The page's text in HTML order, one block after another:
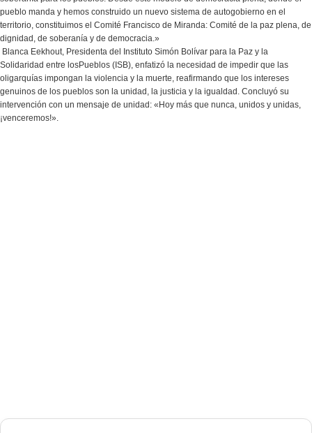
pueblo manda y hemos construido un nuevo sistema de autogobierno en el
territorio, constituimos el Comité Francisco de Miranda: Comité de la paz plena, de
dignidad, de soberanía y de democracia.»
​ Blanca Eekhout, Presidenta del Instituto Simón Bolívar para la Paz y la
Solidaridad entre losPueblos (ISB), enfatizó la necesidad de impedir que las
oligarquías impongan la violencia y la muerte, reafirmando que los intereses
genuinos de los pueblos son la unidad, la justicia y la igualdad. Concluyó su
intervención con un mensaje de unidad: «Hoy más que nunca, unidos y unidas,
¡venceremos!».